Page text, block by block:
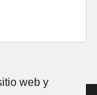
web y